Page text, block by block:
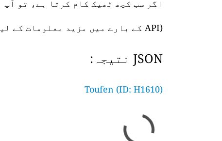
اگر سب کچھ ٹھیک کام کرتا ہے، تو
(API کے بارے میں مزید معلومات کے لیے،
JSON نتیجہ:
Toufen (ID: H1610)